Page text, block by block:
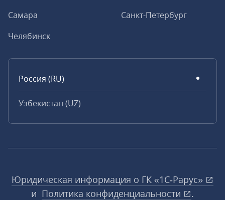
Самара
Санкт-Петербург
Челябинск
Россия (RU)
Узбекистан (UZ)
Юридическая информация о ГК «1С‑Рарус»
и Политика конфиденциальности
.